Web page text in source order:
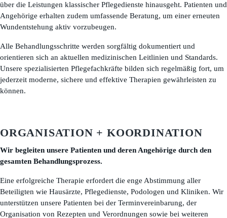
über die Leistungen klassischer Pflegedienste hinausgeht. Patienten und
Angehörige erhalten zudem umfassende Beratung, um einer erneuten
Wundentstehung aktiv vorzubeugen.
Alle Behandlungsschritte werden sorgfältig dokumentiert und
orientieren sich an aktuellen medizinischen Leitlinien und Standards.
Unsere spezialisierten Pflegefachkräfte bilden sich regelmäßig fort, um
jederzeit moderne, sichere und effektive Therapien gewährleisten zu
können.
ORGANISATION + KOORDINATION
Wir begleiten unsere Patienten und deren Angehörige durch den
gesamten Behandlungsprozess.
Eine erfolgreiche Therapie erfordert die enge Abstimmung aller
Beteiligten wie Hausärzte, Pflegedienste, Podologen und Kliniken. Wir
unterstützen unsere Patienten bei der Terminvereinbarung, der
Organisation von Rezepten und Verordnungen sowie bei weiteren